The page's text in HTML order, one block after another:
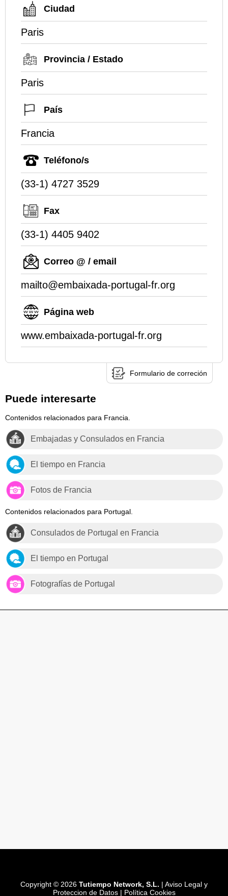
Ciudad
Paris
Provincia / Estado
Paris
País
Francia
Teléfono/s
(33-1) 4727 3529
Fax
(33-1) 4405 9402
Correo @ / email
mailto@embaixada-portugal-fr.org
Página web
www.embaixada-portugal-fr.org
Formulario de correción
Puede interesarte
Contenidos relacionados para Francia.
Embajadas y Consulados en Francia
El tiempo en Francia
Fotos de Francia
Contenidos relacionados para Portugal.
Consulados de Portugal en Francia
El tiempo en Portugal
Fotografías de Portugal
Copyright © 2026 Tutiempo Network, S.L. | Aviso Legal y
Proteccion de Datos| Política Cookies